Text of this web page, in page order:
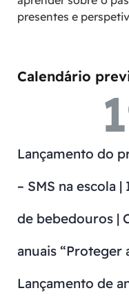
presentes e
Calendário
Lançamento do
– SMS na escola
de bebedouros |
anuais “Proteger
Lançamento de